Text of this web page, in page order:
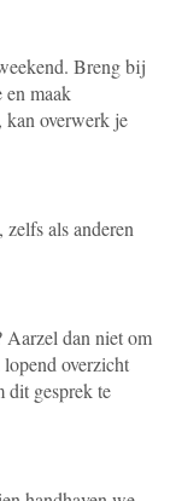
Breng bij
en maak
kan overwerk je
als anderen
Aarzel dan niet om
overzicht
dit gesprek te